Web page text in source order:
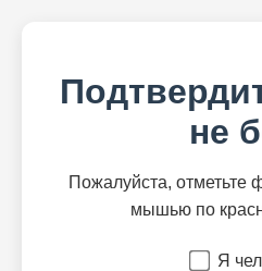
не
Пожалуйста, отметьте
мышью по
Я